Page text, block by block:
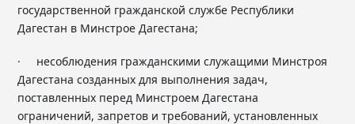
государственной гражданской службе Республики
Дагестан в Минстрое Дагестана;
· несоблюдения гражданскими служащими Минстроя
Дагестана созданных для выполнения задач,
поставленных перед Минстроем Дагестана
ограничений, запретов и требований, установленных